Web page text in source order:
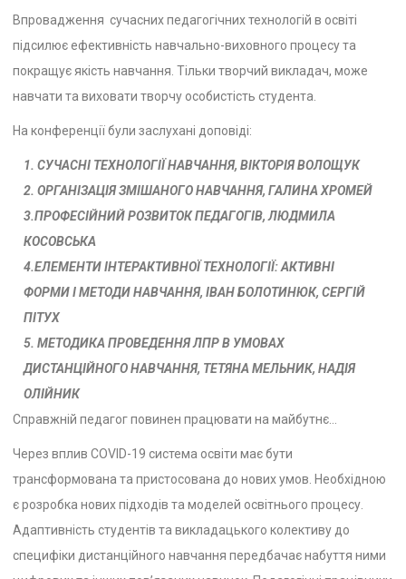
Впровадження сучасних педагогічних технологій в освіті
підсилює ефективність навчально-виховного процесу та
покращує якість навчання. Тільки творчий викладач, може
навчати та виховати творчу особистість студента.
На конференції були заслухані доповіді:
1. СУЧАСНІ ТЕХНОЛОГІЇ НАВЧАННЯ, ВІКТОРІЯ ВОЛОЩУК
2. ОРГАНІЗАЦІЯ ЗМІШАНОГО НАВЧАННЯ, ГАЛИНА ХРОМЕЙ
3.ПРОФЕСІЙНИЙ РОЗВИТОК ПЕДАГОГІВ, ЛЮДМИЛА
КОСОВСЬКА
4.ЕЛЕМЕНТИ ІНТЕРАКТИВНОЇ ТЕХНОЛОГІЇ: АКТИВНІ
ФОРМИІ МЕТОДИ НАВЧАННЯ, ІВАН БОЛОТИНЮК, СЕРГІЙ
ПІТУХ
5. МЕТОДИКА ПРОВЕДЕННЯ ЛПР В УМОВАХ
ДИСТАНЦІЙНОГО НАВЧАННЯ, ТЕТЯНА МЕЛЬНИК, НАДІЯ
ОЛІЙНИК
Справжній педагог повинен працювати на майбутнє…
Через вплив COVID-19 система освіти має бути
трансформована та пристосована до нових умов. Необхідною
є розробка нових підходів та моделей освітнього процесу.
Адаптивність студентів та викладацького колективу до
специфіки дистанційного навчання передбачає набуття ними